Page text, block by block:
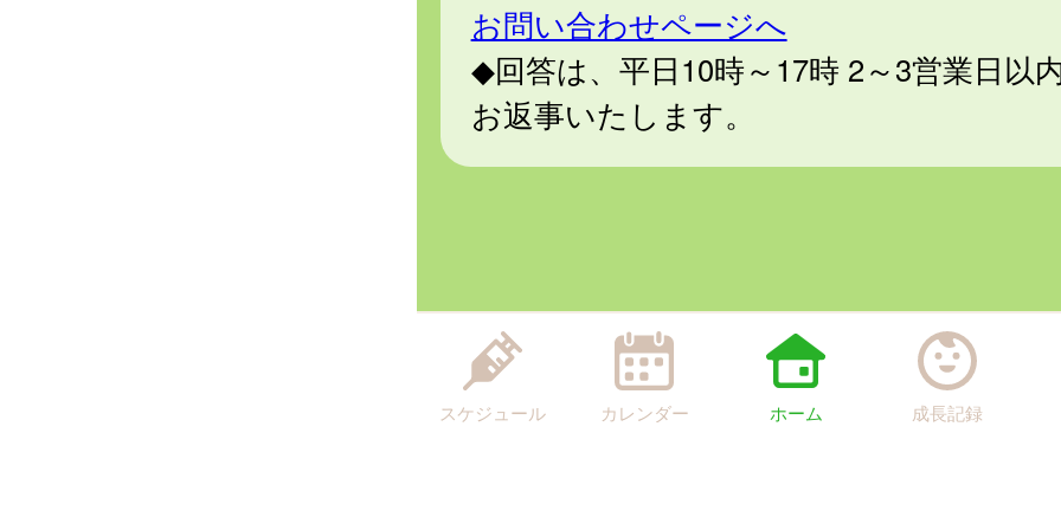
お問い合わせページへ
◆回答は、平日10時～17時 2～3営業日以
お返事いたします。
スケジュール カレンダー ホーム 成長記録